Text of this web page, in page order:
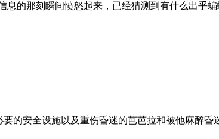
的那刻瞬间愤怒起来，已经猜测到有什么出乎蝙
的安全设施以及重伤昏迷的芭芭拉和被他麻醉昏